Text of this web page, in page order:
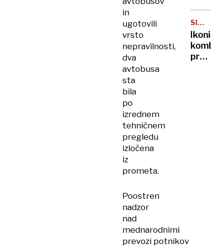
in
ugotovili
vrsto
nepravilnosti,
dva
avtobusa
sta
bila
po
izrednem
tehničnem
pregledu
izločena
iz
prometa.
Poostren
nadzor
nad
mednarodnimi
prevozi potnikov
sin
zaradi
raka
SIMBOL
kombi